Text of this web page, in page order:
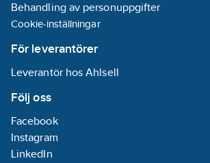
Behandling av personuppgifter
Cookie-inställningar
För leverantörer
Leverantör hos Ahlsell
Följ oss
Facebook
Instagram
LinkedIn